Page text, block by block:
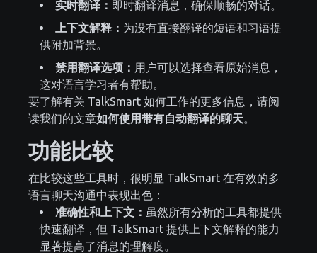
实时翻译： 即时翻译消息，确保顺畅的对话。
上下文解释： 为没有直接翻译的短语和习语提
供附加背景。
禁用翻译选项： 用户可以选择查看原始消息，
这对语言学习者有帮助。
要了解有关 TalkSmart 如何工作的更多信息，请阅
读我们的文章如何使用带有自动翻译的聊天
功能比较
在比较这些工具时，很明显 TalkSmart 在有效的多
语言聊天沟通中表现出色：
准确性和上下文： 虽然所有分析的工具都提供
快速翻译，但 TalkSmart 提供上下文解释的能力
显著提高了消息的理解度。